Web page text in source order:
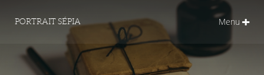
PORTRAIT SÉPIA Menu